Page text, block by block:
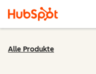
Alle Produkte